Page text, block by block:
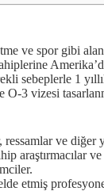
ve spor gibi
sebeplerle 1
O-3 vizesi
ve diğer
araştırmacılar
etmiş